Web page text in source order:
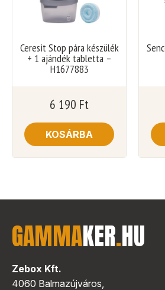
Ceresit Stop pára készülék
+ 1 ajándék tabletta –
H1677883
6 190 Ft
KOSÁRBA
GAMMAKER.HU
Zebox Kft.
4060 Balmazújváros,